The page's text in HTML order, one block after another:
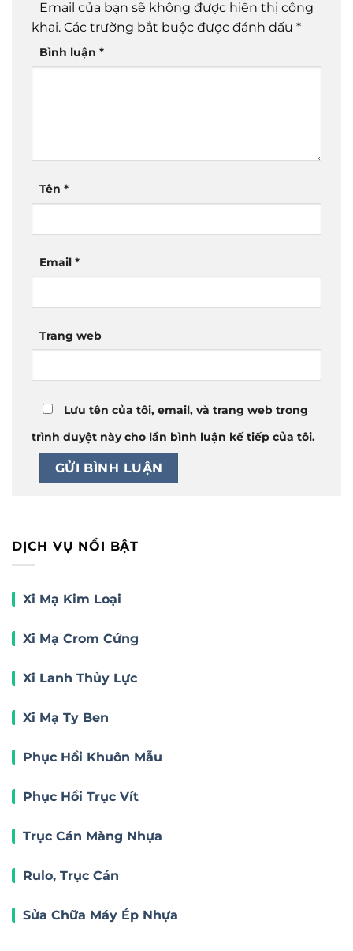
Email của bạn sẽ không được hiển thị công
khai. Các trường bắt buộc được đánh dấu *
Bình luận *
Tên *
Email *
Trang web
Lưu tên của tôi, email, và trang web trong
trình duyệt này cho lần bình luận kế tiếp của tôi.
DỊCH VỤ NỔI BẬT
Xi Mạ Kim Loại
Xi Mạ Crom Cứng
Xi Lanh Thủy Lực
Xi Mạ Ty Ben
Phục Hồi Khuôn Mẫu
Phục Hồi Trục Vít
Trục Cán Màng Nhựa
Rulo, Trục Cán
Sửa Chữa Máy Ép Nhựa